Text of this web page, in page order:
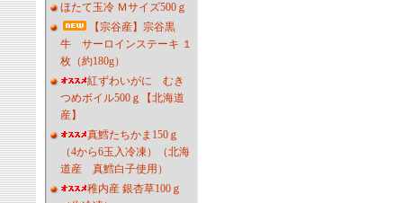
ほたて玉冷 Ｍサイズ500ｇ
【宗谷産】宗谷黒
牛 サーロインステーキ １
枚（約180g）
紅ずわいがに むき
つめボイル500ｇ【北海道
産】
真鱈たちかま150ｇ
（4から6玉入冷凍）（北海
道産 真鱈白子使用）
稚内産 銀杏草100ｇ